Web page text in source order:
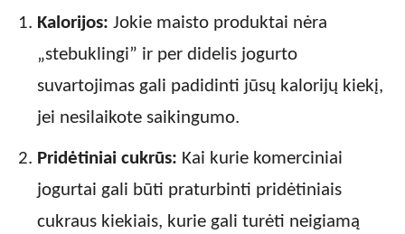
Kalorijos: Jokie maisto produktai nėra
„stebuklingi” ir per didelis jogurto
suvartojimas gali padidinti jūsų kalorijų kiekį,
jei nesilaikote saikingumo.
Pridėtiniai cukrūs: Kai kurie komerciniai
jogurtai gali būti praturbinti pridėtiniais
cukraus kiekiais, kurie gali turėti neigiamą